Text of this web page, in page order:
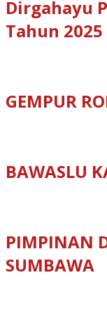
Dirgahayu
Tahun 2025
GEMPUR
BAWASLU
PIMPINAN
SUMBAWA